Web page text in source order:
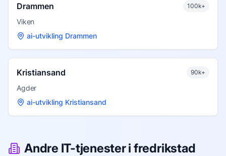
Drammen 100k+
Viken
ai-utvikling Drammen
Kristiansand 90k+
Agder
ai-utvikling Kristiansand
Andre IT-tjenester i fredrikstad